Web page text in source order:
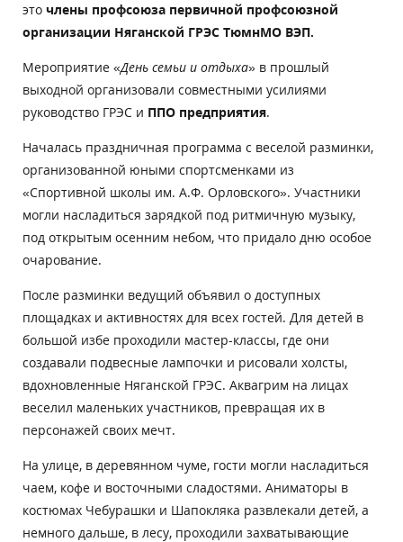
это члены профсоюза первичной профсоюзной
организации Няганской ГРЭС ТюмнМО ВЭП.
Мероприятие «День семьи и отдыха» в прошлый
выходной организовали совместными усилиями
руководство ГРЭС и ППО предприятия.
Началась праздничная программа с веселой разминки,
организованной юными спортсменками из
«Спортивной школы им. А.Ф. Орловского». Участники
могли насладиться зарядкой под ритмичную музыку,
под открытым осенним небом, что придало дню особое
очарование.
После разминки ведущий объявил о доступных
площадках и активностях для всех гостей. Для детей в
большой избе проходили мастер-классы, где они
создавали подвесные лампочки и рисовали холсты,
вдохновленные Няганской ГРЭС. Аквагрим на лицах
веселил маленьких участников, превращая их в
персонажей своих мечт.
На улице, в деревянном чуме, гости могли насладиться
чаем, кофе и восточными сладостями. Аниматоры в
костюмах Чебурашки и Шапокляка развлекали детей, а
немного дальше, в лесу, проходили захватывающие